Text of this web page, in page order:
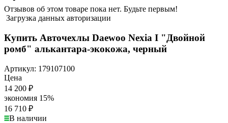
Отзывов об этом товаре пока нет. Будьте первым!
Загрузка данных авторизации
Купить Авточехлы Daewoo Nexia I "Двойной
ромб" алькантара-экокожа, черный
Артикул: 179107100
Цена
14 200 ₽
экономия 15%
16 710 ₽
В наличии